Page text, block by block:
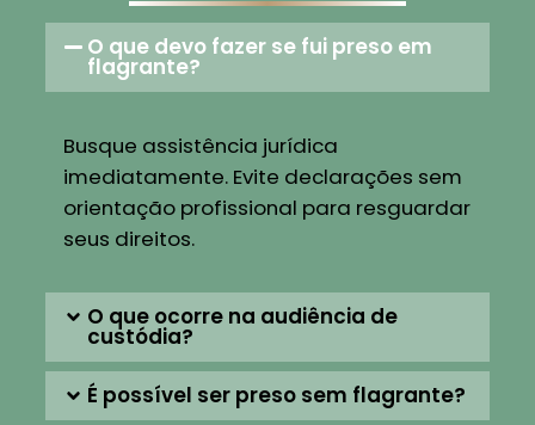
O que devo fazer se fui preso em
flagrante?
Busque assistência jurídica
imediatamente. Evite declarações sem
orientação profissional para resguardar
seus direitos.
O que ocorre na audiência de
custódia?
É possível ser preso sem flagrante?